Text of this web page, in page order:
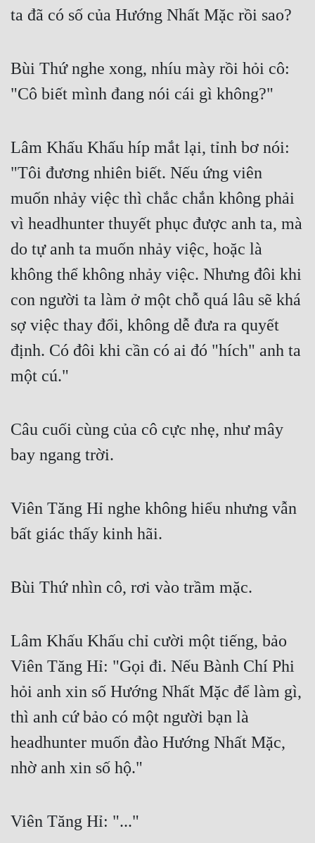
Tiểu Thuyết
Triều Đấu
Trùng Sinh
Trọng Sinh
Tu Chân
Tu Tiên
Tội Phạm
Võng Du
Xuyên Nhanh
Xuyên Sách
Điền Văn
Đô Thị
Đông Phương Huyền Huyễn
Cẩu Đạo Trường Sinh
Xây Dựng Thế Lực
ta đã có số của Hướng Nhất Mặc rồi sao?
Bùi Thứ nghe xong, nhíu mày rồi hỏi cô:
"Cô biết mình đang nói cái gì không?"
Lâm Khấu Khấu híp mắt lại, tỉnh bơ nói:
"Tôi đương nhiên biết. Nếu ứng viên
muốn nhảy việc thì chắc chắn không phải
vì headhunter thuyết phục được anh ta, mà
do tự anh ta muốn nhảy việc, hoặc là
không thể không nhảy việc. Nhưng đôi khi
con người ta làm ở một chỗ quá lâu sẽ khá
sợ việc thay đổi, không dễ đưa ra quyết
định. Có đôi khi cần có ai đó "hích" anh ta
một cú."
Câu cuối cùng của cô cực nhẹ, như mây
bay ngang trời.
Viên Tăng Hỉ nghe không hiểu nhưng vẫn
bất giác thấy kinh hãi.
Bùi Thứ nhìn cô, rơi vào trầm mặc.
Lâm Khấu Khấu chỉ cười một tiếng, bảo
Viên Tăng Hỉ: "Gọi đi. Nếu Bành Chí Phi
hỏi anh xin số Hướng Nhất Mặc để làm gì,
thì anh cứ bảo có một người bạn là
headhunter muốn đào Hướng Nhất Mặc,
nhờ anh xin số hộ."
Viên Tăng Hỉ: "..."